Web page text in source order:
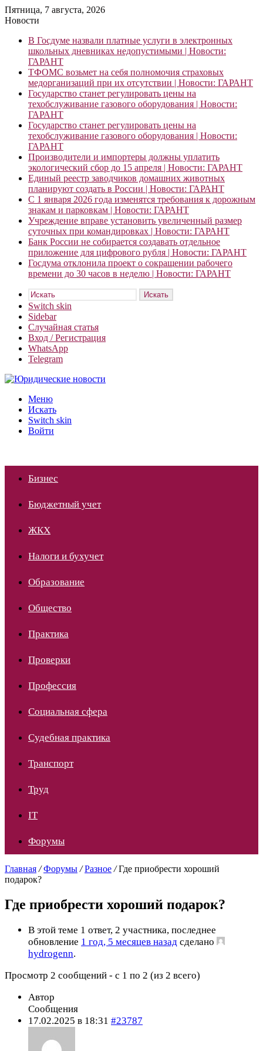
Пятница, 7 августа, 2026
Новости
В Госдуме назвали платные услуги в электронных
школьных дневниках недопустимыми | Новости:
ГАРАНТ
ТФОМС возьмет на себя полномочия страховых
медорганизаций при их отсутствии | Новости: ГАРАНТ
Государство станет регулировать цены на
техобслуживание газового оборудования | Новости:
ГАРАНТ
Государство станет регулировать цены на
техобслуживание газового оборудования | Новости:
ГАРАНТ
Производители и импортеры должны уплатить
экологический сбор до 15 апреля | Новости: ГАРАНТ
Единый реестр заводчиков домашних животных
планируют создать в России | Новости: ГАРАНТ
С 1 января 2026 года изменятся требования к дорожным
знакам и парковкам | Новости: ГАРАНТ
Учреждение вправе установить увеличенный размер
суточных при командировках | Новости: ГАРАНТ
Банк России не собирается создавать отдельное
приложение для цифрового рубля | Новости: ГАРАНТ
Госдума отклонила проект о сокращении рабочего
времени до 30 часов в неделю | Новости: ГАРАНТ
Искать
Switch skin
Sidebar
Случайная статья
Вход / Регистрация
WhatsApp
Telegram
Меню
Искать
Switch skin
Войти
Бизнес
Бюджетный учет
ЖКХ
Налоги и бухучет
Образование
Общество
Практика
Проверки
Профессия
Социальная сфера
Судебная практика
Транспорт
Труд
IT
Форумы
Главная / Форумы / Разное / Где приобрести хороший
подарок?
Где приобрести хороший подарок?
В этой теме 1 ответ, 2 участника, последнее
обновление 1 год, 5 месяцев назад сделано
hydrogenn.
Просмотр 2 сообщений - с 1 по 2 (из 2 всего)
Автор
Сообщения
17.02.2025 в 18:31 #23787